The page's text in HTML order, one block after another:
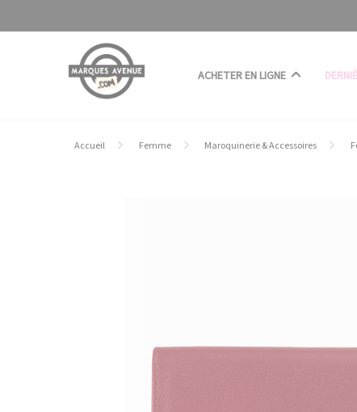
ACHETER EN LIGNE
Accueil Femme Maroquinerie & Accessoires